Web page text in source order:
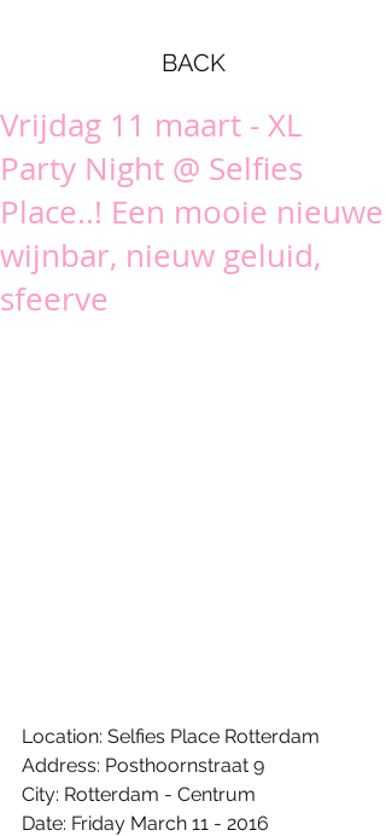
BACK
Vrijdag 11 maart - XL
Party Night @ Selfies
Place..! Een mooie nieuwe
wijnbar, nieuw geluid,
sfeerve
Location: Selfies Place Rotterdam
Address: Posthoornstraat 9
City: Rotterdam - Centrum
Date: Friday March 11 - 2016